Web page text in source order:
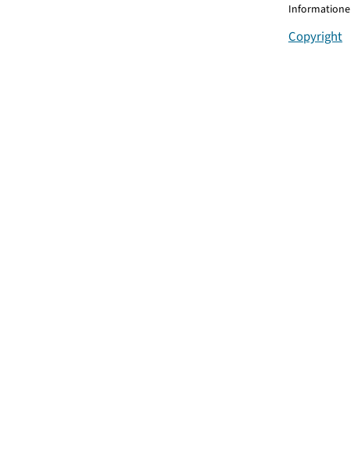
Copyright